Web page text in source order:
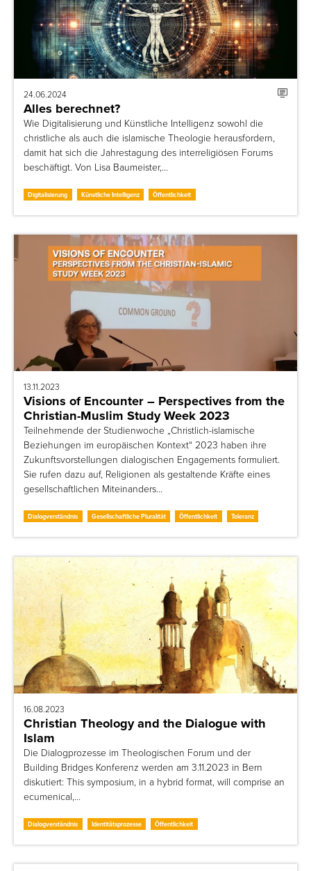
24.06.2024
Alles berechnet?
Wie Digitalisierung und Künstliche Intelligenz sowohl die
christliche als auch die islamische Theologie herausfordern,
damit hat sich die Jahrestagung des interreligiösen Forums
beschäftigt. Von Lisa Baumeister,…
Digitalisierung Künstliche Intelligenz Öffentlichkeit
13.11.2023
Visions of Encounter – Perspectives from the
Christian-Muslim Study Week 2023
Teilnehmende der Studienwoche „Christlich-islamische
Beziehungen im europäischen Kontext“ 2023 haben ihre
Zukunftsvorstellungen dialogischen Engagements formuliert.
Sie rufen dazu auf, Religionen als gestaltende Kräfte eines
gesellschaftlichen Miteinanders…
Dialogverständnis Gesellschaftliche Pluralität Öffentlichkeit Toleranz
16.08.2023
Christian Theology and the Dialogue with
Islam
Die Dialogprozesse im Theologischen Forum und der
Building Bridges Konferenz werden am 3.11.2023 in Bern
diskutiert: This symposium, in a hybrid format, will comprise an
ecumenical,…
Dialogverständnis Identitätsprozesse Öffentlichkeit